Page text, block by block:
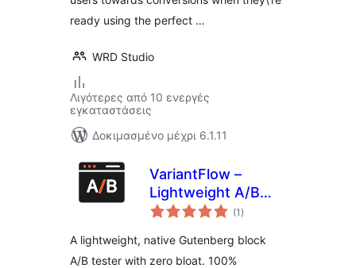
ready using the perfect …
WRD Studio
Λιγότερες από 10 ενεργές
εγκαταστάσεις
Δοκιμασμένο μέχρι 6.1.11
VariantFlow –
Lightweight A/B
Testing Block
(1 αξιολογήσεις
σύνολο
)
A lightweight, native Gutenberg block
A/B tester with zero bloat. 100%